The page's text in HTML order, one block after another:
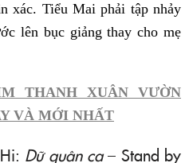
xác. Tiểu Mai phải tập nhảy
lên bục giảng thay cho mẹ
THANH XUÂN VƯỜN
VÀ MỚI NHẤT
Dữ quân ca– Stand by